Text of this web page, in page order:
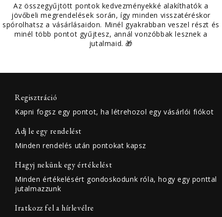
Az összegyűjtött pontok kedvezményekké alakíthatók a
jövőbeli megrendelések során, így minden visszatéréskor
spórolhatsz a vásárlásaidon. Minél gyakrabban veszel részt és
minél több pontot gyűjtesz, annál vonzóbbak lesznek a
jutalmaid. 🎁
Regisztráció
Kapni fogsz egy pontot, ha létrehozol egy vásárlói fiókot
Adj le egy rendelést
Minden rendelés után pontokat kapsz
Hagyj nekünk egy értékelést
Minden értékelésért gondoskodunk róla, hogy egy ponttal
jutalmazzunk
Iratkozz fel a hírlevélre